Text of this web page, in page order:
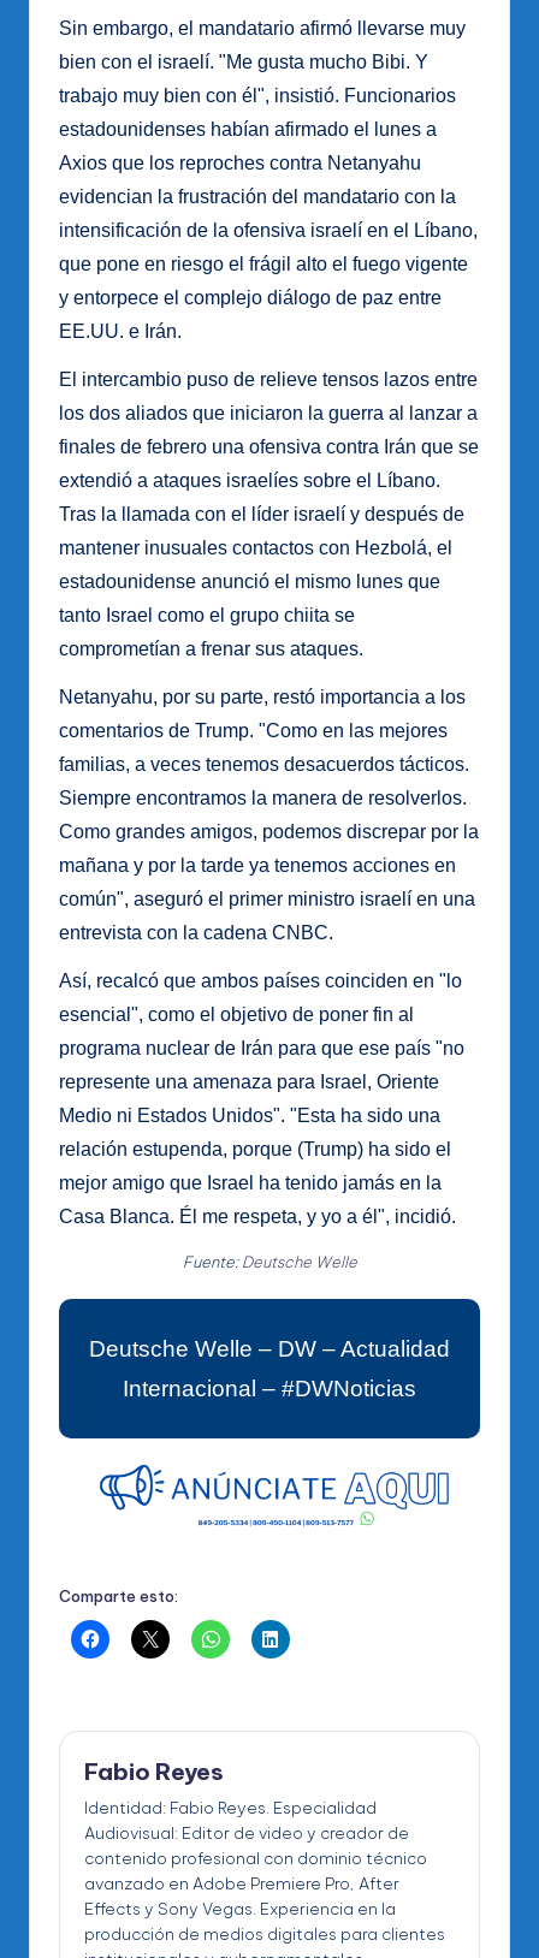
Sin embargo, el mandatario afirmó llevarse muy
bien con el israelí. "Me gusta mucho Bibi. Y
trabajo muy bien con él", insistió. Funcionarios
estadounidenses habían afirmado el lunes a
Axios que los reproches contra Netanyahu
evidencian la frustración del mandatario con la
intensificación de la ofensiva israelí en el Líbano,
que pone en riesgo el frágil alto el fuego vigente
y entorpece el complejo diálogo de paz entre
EE.UU. e Irán.
El intercambio puso de relieve tensos lazos entre
los dos aliados que iniciaron la guerra al lanzar a
finales de febrero una ofensiva contra Irán que se
extendió a ataques israelíes sobre el Líbano.
Tras la llamada con el líder israelí y después de
mantener inusuales contactos con Hezbolá, el
estadounidense anunció el mismo lunes que
tanto Israel como el grupo chiita se
comprometían a frenar sus ataques.
Netanyahu, por su parte, restó importancia a los
comentarios de Trump. "Como en las mejores
familias, a veces tenemos desacuerdos tácticos.
Siempre encontramos la manera de resolverlos.
Como grandes amigos, podemos discrepar por la
mañana y por la tarde ya tenemos acciones en
común", aseguró el primer ministro israelí en una
entrevista con la cadena CNBC.
Así, recalcó que ambos países coinciden en "lo
esencial", como el objetivo de poner fin al
programa nuclear de Irán para que ese país "no
represente una amenaza para Israel, Oriente
Medio ni Estados Unidos". "Esta ha sido una
relación estupenda, porque (Trump) ha sido el
mejor amigo que Israel ha tenido jamás en la
Casa Blanca. Él me respeta, y yo a él", incidió.
Fuente:Deutsche Welle
Deutsche Welle – DW – Actualidad
Internacional – #DWNoticias
Comparte esto:
Fabio Reyes
Identidad: Fabio Reyes. Especialidad
Audiovisual: Editor de video y creador de
contenido profesional con dominio técnico
avanzado en Adobe Premiere Pro, After
Effects y Sony Vegas. Experiencia en la
producción de medios digitales para clientes